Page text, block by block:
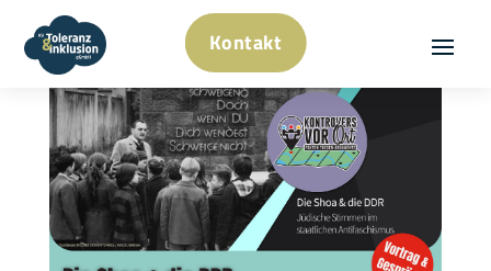
Kontakt